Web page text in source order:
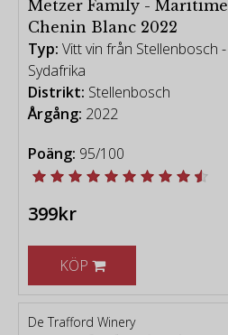
Metzer Family - Maritime
Chenin Blanc 2022
Typ: Vitt vin från Stellenbosch -
Sydafrika
Distrikt: Stellenbosch
Årgång: 2022
Poäng: 95/100
399kr
KÖP
De Trafford Winery